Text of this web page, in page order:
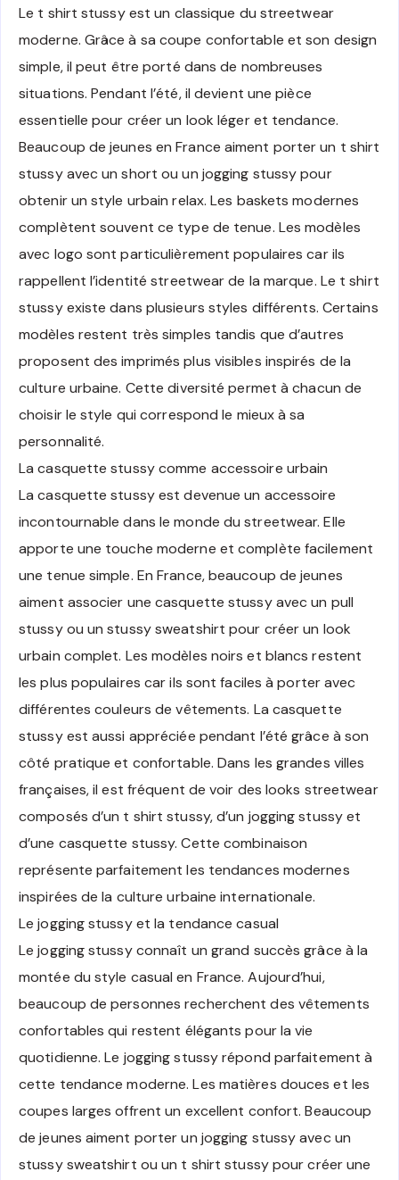
Le t shirt stussy est un classique du streetwear
moderne. Grâce à sa coupe confortable et son design
simple, il peut être porté dans de nombreuses
situations. Pendant l’été, il devient une pièce
essentielle pour créer un look léger et tendance.
Beaucoup de jeunes en France aiment porter un t shirt
stussy avec un short ou un jogging stussy pour
obtenir un style urbain relax. Les baskets modernes
complètent souvent ce type de tenue. Les modèles
avec logo sont particulièrement populaires car ils
rappellent l’identité streetwear de la marque. Le t shirt
stussy existe dans plusieurs styles différents. Certains
modèles restent très simples tandis que d’autres
proposent des imprimés plus visibles inspirés de la
culture urbaine. Cette diversité permet à chacun de
choisir le style qui correspond le mieux à sa
personnalité.
La casquette stussy comme accessoire urbain
La casquette stussy est devenue un accessoire
incontournable dans le monde du streetwear. Elle
apporte une touche moderne et complète facilement
une tenue simple. En France, beaucoup de jeunes
aiment associer une casquette stussy avec un pull
stussy ou un stussy sweatshirt pour créer un look
urbain complet. Les modèles noirs et blancs restent
les plus populaires car ils sont faciles à porter avec
différentes couleurs de vêtements. La casquette
stussy est aussi appréciée pendant l’été grâce à son
côté pratique et confortable. Dans les grandes villes
françaises, il est fréquent de voir des looks streetwear
composés d’un t shirt stussy, d’un jogging stussy et
d’une casquette stussy. Cette combinaison
représente parfaitement les tendances modernes
inspirées de la culture urbaine internationale.
Le jogging stussy et la tendance casual
Le jogging stussy connaît un grand succès grâce à la
montée du style casual en France. Aujourd’hui,
beaucoup de personnes recherchent des vêtements
confortables qui restent élégants pour la vie
quotidienne. Le jogging stussy répond parfaitement à
cette tendance moderne. Les matières douces et les
coupes larges offrent un excellent confort. Beaucoup
de jeunes aiment porter un jogging stussy avec un
stussy sweatshirt ou un t shirt stussy pour créer une